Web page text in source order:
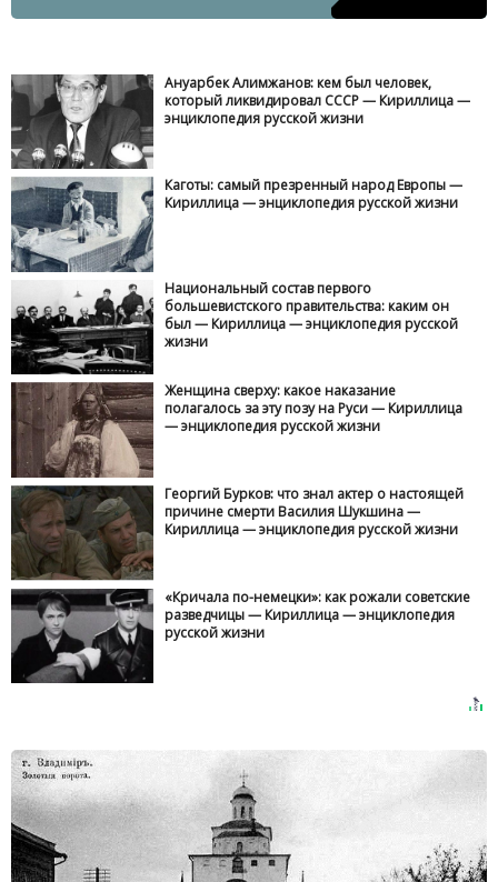
Ануарбек Алимжанов: кем был человек, который
ликвидировал СССР — Кириллица —
энциклопедия русской жизни
Каготы: самый презренный народ Европы —
Кириллица — энциклопедия русской жизни
Национальный состав первого большевистского
правительства: каким он был — Кириллица —
энциклопедия русской жизни
Женщина сверху: какое наказание полагалось за
эту позу на Руси — Кириллица — энциклопедия
русской жизни
Георгий Бурков: что знал актер о настоящей
причине смерти Василия Шукшина —
Кириллица — энциклопедия русской жизни
«Кричала по-немецки»: как рожали советские
разведчицы — Кириллица — энциклопедия
русской жизни